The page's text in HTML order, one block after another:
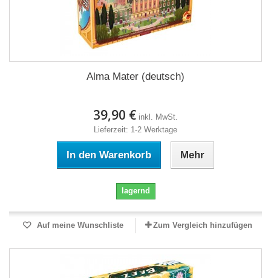
Alma Mater (deutsch)
39,90 € inkl. MwSt.
Lieferzeit: 1-2 Werktage
In den Warenkorb Mehr
lagernd
Auf meine Wunschliste Zum Vergleich hinzufügen